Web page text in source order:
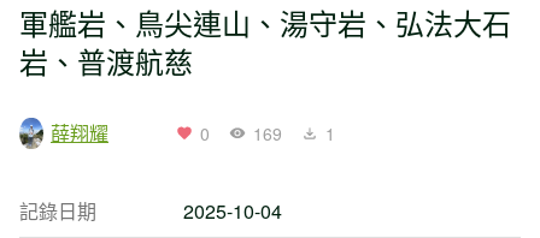
軍艦岩、鳥尖連山、湯守岩、弘法大石
岩、普渡航慈
薛翔耀 0 169 1
記錄日期
2025-10-04